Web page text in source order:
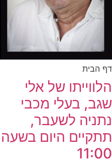
דף הבית
הלווייתו של אלי
שגב, בעלי מכבי
נתניה לשעבר,
תתקיים היום בשעה
11:00